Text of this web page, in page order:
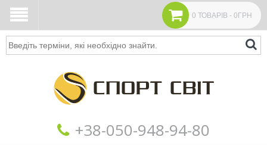
0 ТОВАРІВ - 0ГРН
Пошук
+38‎‎-050-948-94-80